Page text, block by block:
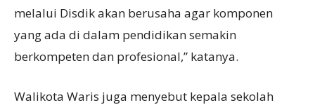
melalui Disdik akan berusaha agar komponen
yang ada di dalam pendidikan semakin
berkompeten dan profesional,” katanya.
Walikota Waris juga menyebut kepala sekolah